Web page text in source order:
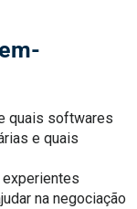
quais softwares
e quais
na negociação